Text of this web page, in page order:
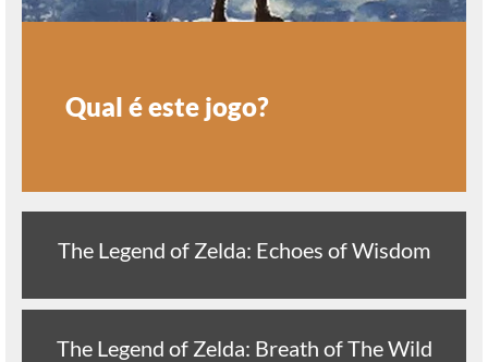
Qual é este jogo?
The Legend of Zelda: Echoes of Wisdom
The Legend of Zelda: Breath of The Wild